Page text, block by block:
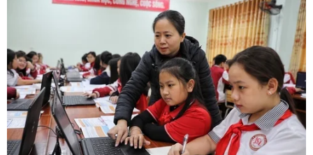
Trụ sở hãng dược AstraZeneca tại Luton, Anh. (Ảnh:
THX/TTXVN)
Chính phủ Đức ngày 31/1 đe dọa sẽ có hành
động pháp lý chống lại các nhà sản xuất thuốc